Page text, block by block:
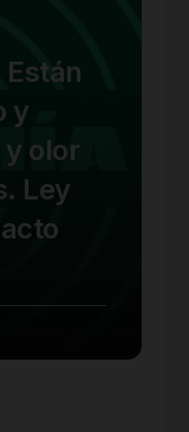
y
y olor
Ley